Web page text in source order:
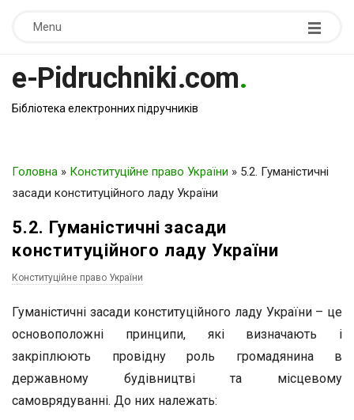
Menu
e-Pidruchniki.com.
Бібліотека електронних підручників
Головна » Конституційне право України » 5.2. Гуманістичні
засади конституційного ладу України
5.2. Гуманістичні засади
конституційного ладу України
Конституційне право України
Гуманістичні засади конституційного ладу України – це
основоположні принципи, які визначають і
закріплюють провідну роль громадянина в
державному будівництві та місцевому
самоврядуванні. До них належать: